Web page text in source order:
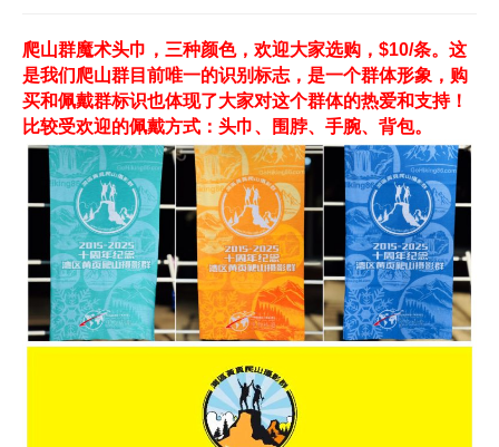
爬山群魔术头巾，三种颜色，欢迎大家选购，$10/条。这
是我们爬山群目前唯一的识别标志，是一个群体形象，购
买和佩戴群标识也体现了大家对这个群体的热爱和支持！
比较受欢迎的佩戴方式：头巾、围脖、手腕、背包。